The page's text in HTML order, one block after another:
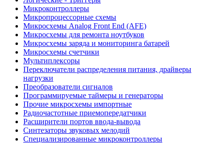
Микроконтроллеры
Микропроцессорные схемы
Микросхемы Analog Front End (AFE)
Микросхемы для ремонта ноутбуков
Микросхемы заряда и мониторинга батарей
Микросхемы счетчики
Мультиплексоры
Переключатели распределения питания, драйверы
нагрузки
Преобразователи сигналов
Программируемые таймеры и генераторы
Прочие микросхемы импортные
Радиочастотные приемопередатчики
Расширители портов ввода-вывода
Синтезаторы звуковых мелодий
Специализированные микроконтроллеры